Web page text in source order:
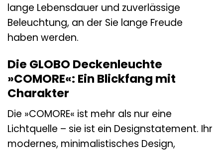
lange Lebensdauer und zuverlässige
Beleuchtung, an der Sie lange Freude
haben werden.
Die GLOBO Deckenleuchte
»COMORE«: Ein Blickfang mit
Charakter
Die »COMORE« ist mehr als nur eine
Lichtquelle – sie ist ein Designstatement. Ihr
modernes, minimalistisches Design,